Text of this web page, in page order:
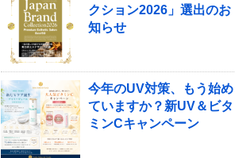
クション2026」選出のお
知らせ
今年のUV対策、もう始め
ていますか？新UV＆ビタ
ミンCキャンペーン